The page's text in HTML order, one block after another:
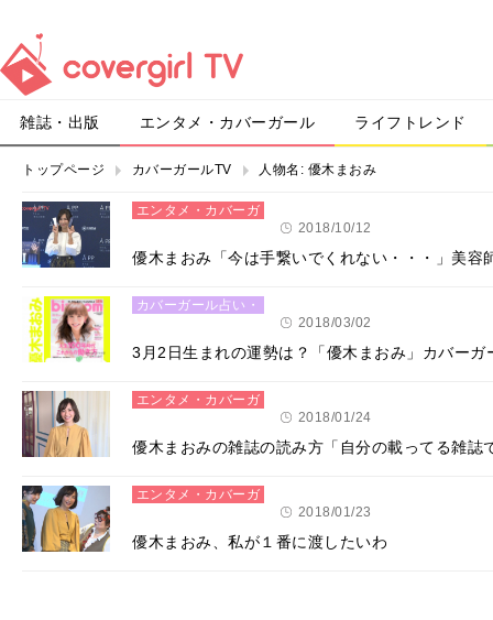
雑誌・出版 エンタメ・カバーガール ライフトレンド
トップページ カバーガールTV 人物名: 優木まおみ
エンタメ・カバーガ
2018/10/12
優木まおみ「今は手繋いでくれない・・・」美容
カバーガール占い・
2018/03/02
3月2日生まれの運勢は？「優木まおみ」カバーガ
エンタメ・カバーガ
2018/01/24
優木まおみの雑誌の読み方「自分の載ってる雑
エンタメ・カバーガ
2018/01/23
優木まおみ、私が１番に渡したいわ